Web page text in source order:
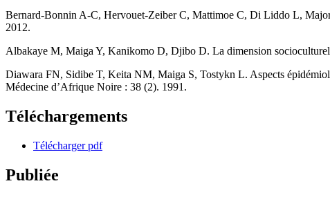
Bernard-Bonnin A-C, Hervouet-Zeiber C, Mattimoe C, Di Liddo L, Major
2012.
Albakaye M, Maiga Y, Kanikomo D, Djibo D. La dimension
Diawara FN, Sidibe T, Keita NM, Maiga S, Tostykn L. Aspects
Médecine d’Afrique Noire : 38 (2). 1991.
Téléchargements
Télécharger pdf
Publiée